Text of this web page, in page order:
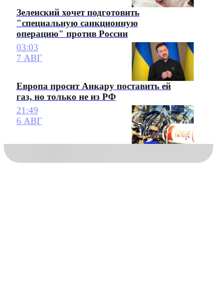
Зеленский хочет подготовить
"специальную санкционную
операцию" против России
03:03
7 АВГ
Европа просит Анкару поставить ей
газ, но только не из РФ
21:49
6 АВГ